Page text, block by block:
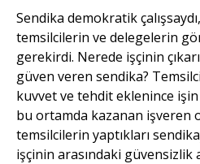
Sendika demokratik
temsilcilerin ve delegelerin
gerekirdi. Nerede işçinin
güven veren sendika?
kuvvet ve tehdit eklenince işin
bu ortamda kazanan işveren
temsilcilerin yaptıkları
işçinin arasındaki güvensizlik